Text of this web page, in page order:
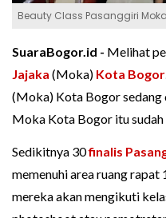
Beauty Class Pasanggiri
SuaraBogor.id - Melihat
Jajaka (Moka) Kota Bogor
(Moka) Kota Bogor sedang
Moka Kota Bogor itu
Sedikitnya 30finalis
memenuhi area ruang rapat
mereka akan mengikuti